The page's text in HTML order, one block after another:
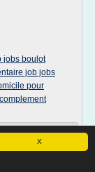
X
jobs boulot
job jobs
pour
au